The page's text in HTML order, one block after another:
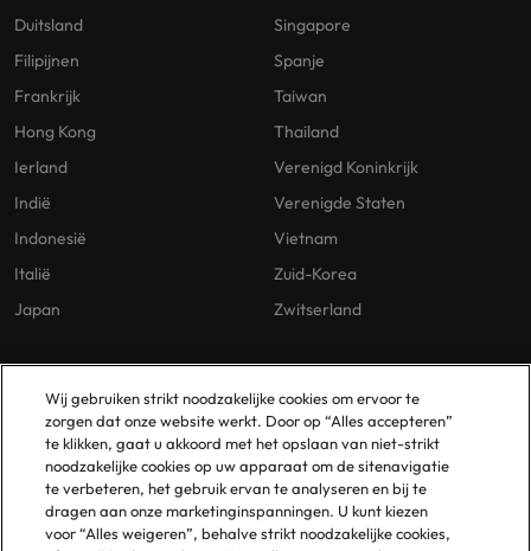
Duitsland
Filipijnen
Frankrijk
Hong Kong
Ierland
Indië
Indonesië
Italië
Japan
Singapore
Spanje
Taiwan
Thailand
Verenigd Koninkrijk
Verenigde Staten
Vietnam
Zuid-Korea
Zwitserland
Our Policies
Privacybeleid
Cookies Policy
Policy Library
Gelijke Behandeling
Vestigingen
Amsterdam
Eindhoven
Rotterdam
Wij gebruiken strikt noodzakelijke cookies om ervoor te
zorgen dat onze website werkt. Door op “Alles accepteren”
te klikken, gaat u akkoord met het opslaan van niet-strikt
noodzakelijke cookies op uw apparaat om de sitenavigatie
te verbeteren, het gebruik ervan te analyseren en bij te
dragen aan onze marketinginspanningen. U kunt kiezen
voor “Alles weigeren”, behalve strikt noodzakelijke cookies,